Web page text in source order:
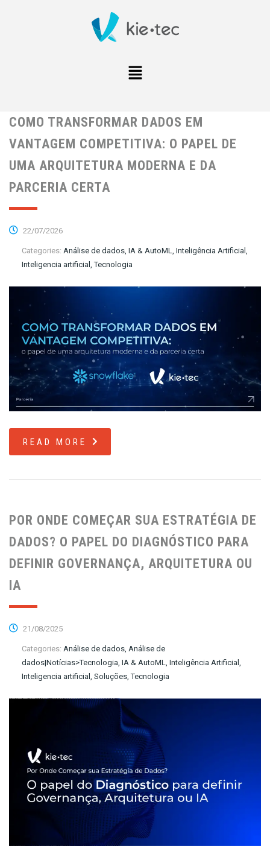
COMO TRANSFORMAR DADOS EM
VANTAGEM COMPETITIVA: O PAPEL DE
UMA ARQUITETURA MODERNA E DA
PARCERIA CERTA
22/07/2026
Categories: Análise de dados, IA & AutoML, Inteligência Artificial,
Inteligencia artificial, Tecnologia
READ MORE
POR ONDE COMEÇAR SUA ESTRATÉGIA DE
DADOS? O PAPEL DO DIAGNÓSTICO PARA
DEFINIR GOVERNANÇA, ARQUITETURA OU
IA
21/08/2025
Categories: Análise de dados, Análise de
dados|Notícias>Tecnologia, IA & AutoML, Inteligência Artificial,
Inteligencia artificial, Soluções, Tecnologia